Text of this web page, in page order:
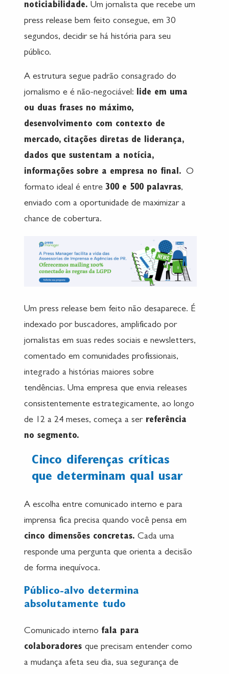
noticiabilidade. Um jornalista que recebe um
press release bem feito consegue, em 30
segundos, decidir se há história para seu
público.
A estrutura segue padrão consagrado do
jornalismo e é não-negociável: lide em uma
ou duas frases no máximo,
desenvolvimento com contexto de
mercado, citações diretas de liderança,
dados que sustentam a notícia,
informações sobre a empresa no final. O
formato ideal é entre 300 e 500 palavras,
enviado com a oportunidade de maximizar a
chance de cobertura.
Um press release bem feito não desaparece. É
indexado por buscadores, amplificado por
jornalistas em suas redes sociais e newsletters,
comentado em comunidades profissionais,
integrado a histórias maiores sobre
tendências. Uma empresa que envia releases
consistentemente estrategicamente, ao longo
de 12 a 24 meses, começa a serreferência
no segmento.
Cinco diferenças críticas
que determinam qual usar
A escolha entre comunicado interno e para
imprensa fica precisa quando você pensa em
cinco dimensões concretas. Cada uma
responde uma pergunta que orienta a decisão
de forma inequívoca.
Público-alvo determina
absolutamente tudo
Comunicado interno fala para
colaboradores que precisam entender como
a mudança afeta seu dia, sua segurança de